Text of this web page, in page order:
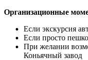
Организационные
Если экскурсия
Если просто
При желании
Коньячный завод